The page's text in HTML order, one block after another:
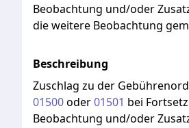
Beobachtung und/oder
die weitere Beobachtung
Beschreibung
Zuschlag zu der
01500oder01501 bei
Beobachtung und/oder